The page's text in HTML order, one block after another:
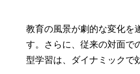
教育の風景が劇的な変化を
す。さらに、従来の対面で
型学習は、ダイナミックで